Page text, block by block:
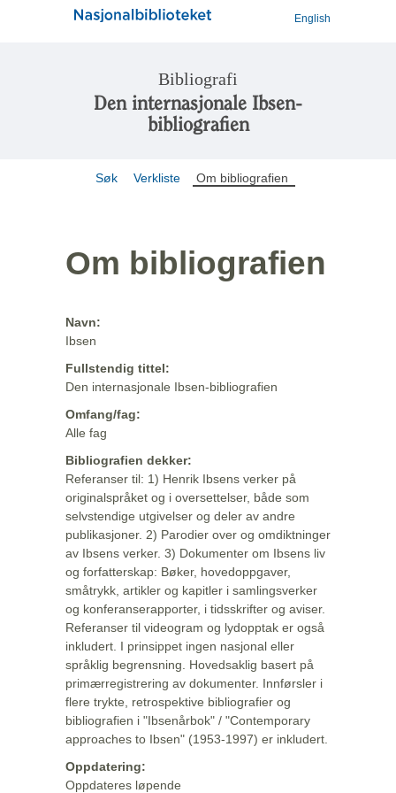
English
Bibliografi
Den internasjonale Ibsen-
bibliografien
Søk Verkliste Om bibliografien
Om bibliografien
Navn:
Ibsen
Fullstendig tittel:
Den internasjonale Ibsen-bibliografien
Omfang/fag:
Alle fag
Bibliografien dekker:
Referanser til: 1) Henrik Ibsens verker på
originalspråket og i oversettelser, både som
selvstendige utgivelser og deler av andre
publikasjoner. 2) Parodier over og omdiktninger
av Ibsens verker. 3) Dokumenter om Ibsens liv
og forfatterskap: Bøker, hovedoppgaver,
småtrykk, artikler og kapitler i samlingsverker
og konferanserapporter, i tidsskrifter og aviser.
Referanser til videogram og lydopptak er også
inkludert. I prinsippet ingen nasjonal eller
språklig begrensning. Hovedsaklig basert på
primærregistrering av dokumenter. Innførsler i
flere trykte, retrospektive bibliografier og
bibliografien i "Ibsenårbok" / "Contemporary
approaches to Ibsen" (1953-1997) er inkludert.
Oppdatering:
Oppdateres løpende